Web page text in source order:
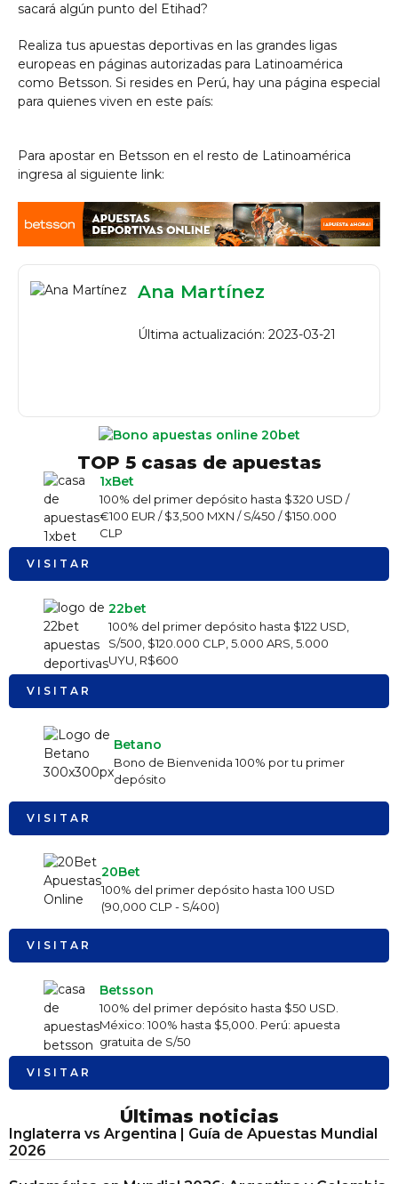
sacará algún punto del Etihad?
Realiza tus apuestas deportivas en las grandes ligas
europeas en páginas autorizadas para Latinoamérica
como Betsson. Si resides en Perú, hay una página especial
para quienes viven en este país:
Para apostar en Betsson en el resto de Latinoamérica
ingresa al siguiente link:
Ana Martínez
Última actualización: 2023-03-21
TOP 5 casas de apuestas
1xBet
100% del primer depósito hasta $320 USD /
€100 EUR / $3,500 MXN / S/450 / $150.000
CLP
VISITAR
22bet
100% del primer depósito hasta $122 USD,
S/500, $120.000 CLP, 5.000 ARS, 5.000
UYU, R$600
VISITAR
Betano
Bono de Bienvenida 100% por tu primer
depósito
VISITAR
20Bet
100% del primer depósito hasta 100 USD
(90,000 CLP - S/400)
VISITAR
Betsson
100% del primer depósito hasta $50 USD.
México: 100% hasta $5,000. Perú: apuesta
gratuita de S/50
VISITAR
Últimas noticias
Inglaterra vs Argentina | Guía de Apuestas Mundial
2026